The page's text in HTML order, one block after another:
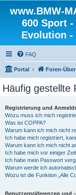
www.BMW-
600 Sport -
Evolution -
FAQ
Portal Foren-
Häufig gestellte
Registrierung und
Wozu muss ich mich
Was ist COPPA?
Warum kann ich mich nicht
Ich habe mich registriert,
Warum kann ich mich nicht
Ich habe mich vor einiger
Ich habe mein Passwort
Warum werde ich
Wozu ist die Funktion „Alle
Benutzerpräferenzen und